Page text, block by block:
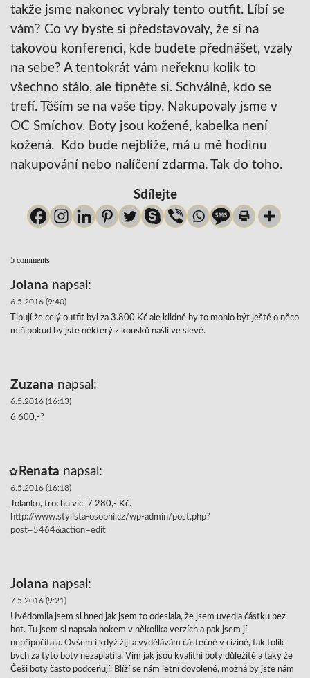
takže jsme nakonec vybraly tento outfit. Líbí se
vám? Co vy byste si představovaly, že si na
takovou konferenci, kde budete přednášet, vzaly
na sebe? A tentokrát vám neřeknu kolik to
všechno stálo, ale tipněte si. Schválně, kdo se
trefí. Těším se na vaše tipy. Nakupovaly jsme v
OC Smíchov. Boty jsou kožené, kabelka není
kožená. Kdo bude nejblíže, má u mě hodinu
nakupování nebo nalíčení zdarma. Tak do toho.
Sdílejte
5 comments
Jolana napsal:
6.5.2016 (9:40)
Tipují že celý outfit byl za 3.800 Kč ale klidně by to mohlo být ještě o něco
míň pokud by jste některý z kousků našli ve slevě.
Zuzana napsal:
6.5.2016 (16:13)
6 600,-?
Renata napsal:
6.5.2016 (16:18)
Jolanko, trochu víc. 7 280,- Kč.
http://www.stylista-osobni.cz/wp-admin/post.php?
post=5464&action=edit
Jolana napsal:
7.5.2016 (9:21)
Uvědomila jsem si hned jak jsem to odeslala, že jsem uvedla částku bez
bot. Tu jsem si napsala bokem v několika verzích a pak jsem jí
nepřipočítala. Ovšem i když žijí a vydělávám částečně v cizině, tak tolik
bych za tyto boty nezaplatila. Vím jak jsou kvalitní boty důležité a taky že
Češi boty často podceňují. Blíží se nám letní dovolené, možná by jste nám